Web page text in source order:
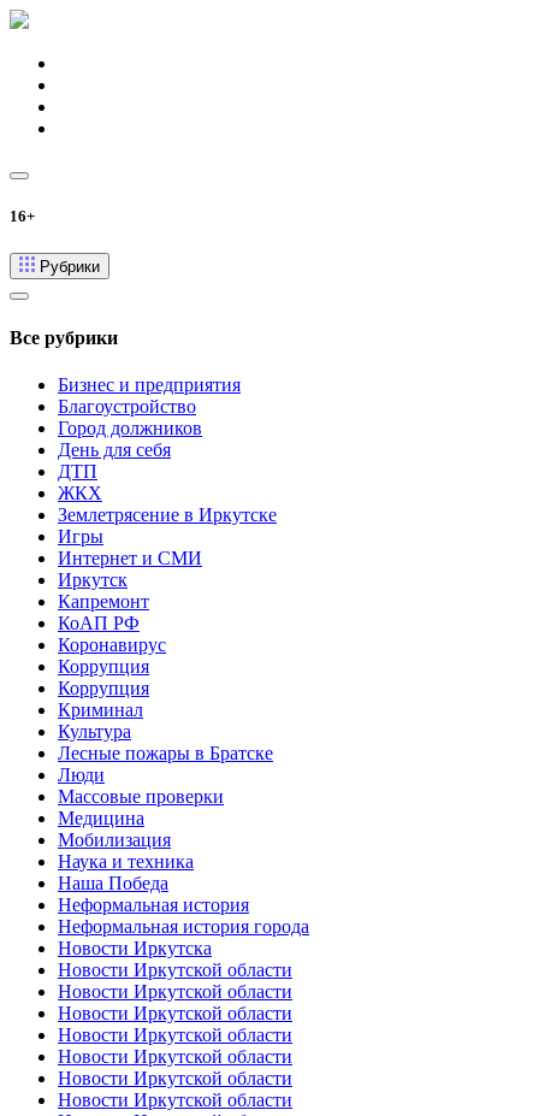
16+
Рубрики
Все рубрики
Бизнес и предприятия
Благоустройство
Город должников
День для себя
ДТП
ЖКХ
Землетрясение в Иркутске
Игры
Интернет и СМИ
Иркутск
Капремонт
КоАП РФ
Коронавирус
Коррупция
Коррупция
Криминал
Культура
Лесные пожары в Братске
Люди
Массовые проверки
Медицина
Мобилизация
Наука и техника
Наша Победа
Неформальная история
Неформальная история города
Новости Иркутска
Новости Иркутской области
Новости Иркутской области
Новости Иркутской области
Новости Иркутской области
Новости Иркутской области
Новости Иркутской области
Новости Иркутской области